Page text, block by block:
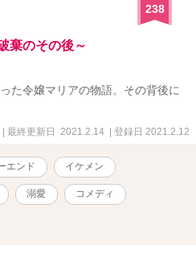
238
棄のその後～
た令嬢マリアの物語。その背後に
| 最終更新日 2021.2.14 | 登録日 2021.2.12
エンド イケメン
溺愛 コメディ